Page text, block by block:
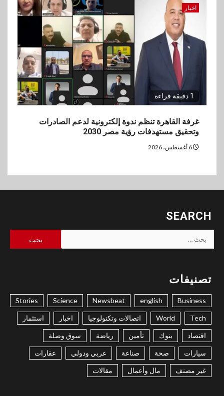
اخبار
1 دقيقة قراءة
غرفة القاهرة تنظم ندوة إلكترونية لدعم الصادرات
وتحقيق مستهدفات رؤية مصر 2030
SEARCH
البحث
عن:
تصنيفات
Business
english
Newsbeat
Science
Stories
Tech
World اتصالات وتكنولوجيا اخبار استثمار
اقتصاد بنوك تأمين رياضة سوق وصلة
سيارات صحة صناعة عربي ودولي عقارات
غير مصنف مال وأعمال مقالات